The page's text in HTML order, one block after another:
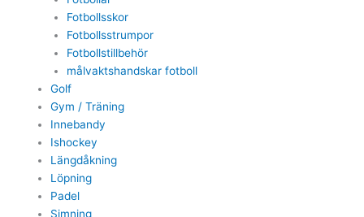
Fotbollsskor
Fotbollsstrumpor
Fotbollstillbehör
målvaktshandskar fotboll
Golf
Gym / Träning
Innebandy
Ishockey
Längdåkning
Löpning
Padel
Simning